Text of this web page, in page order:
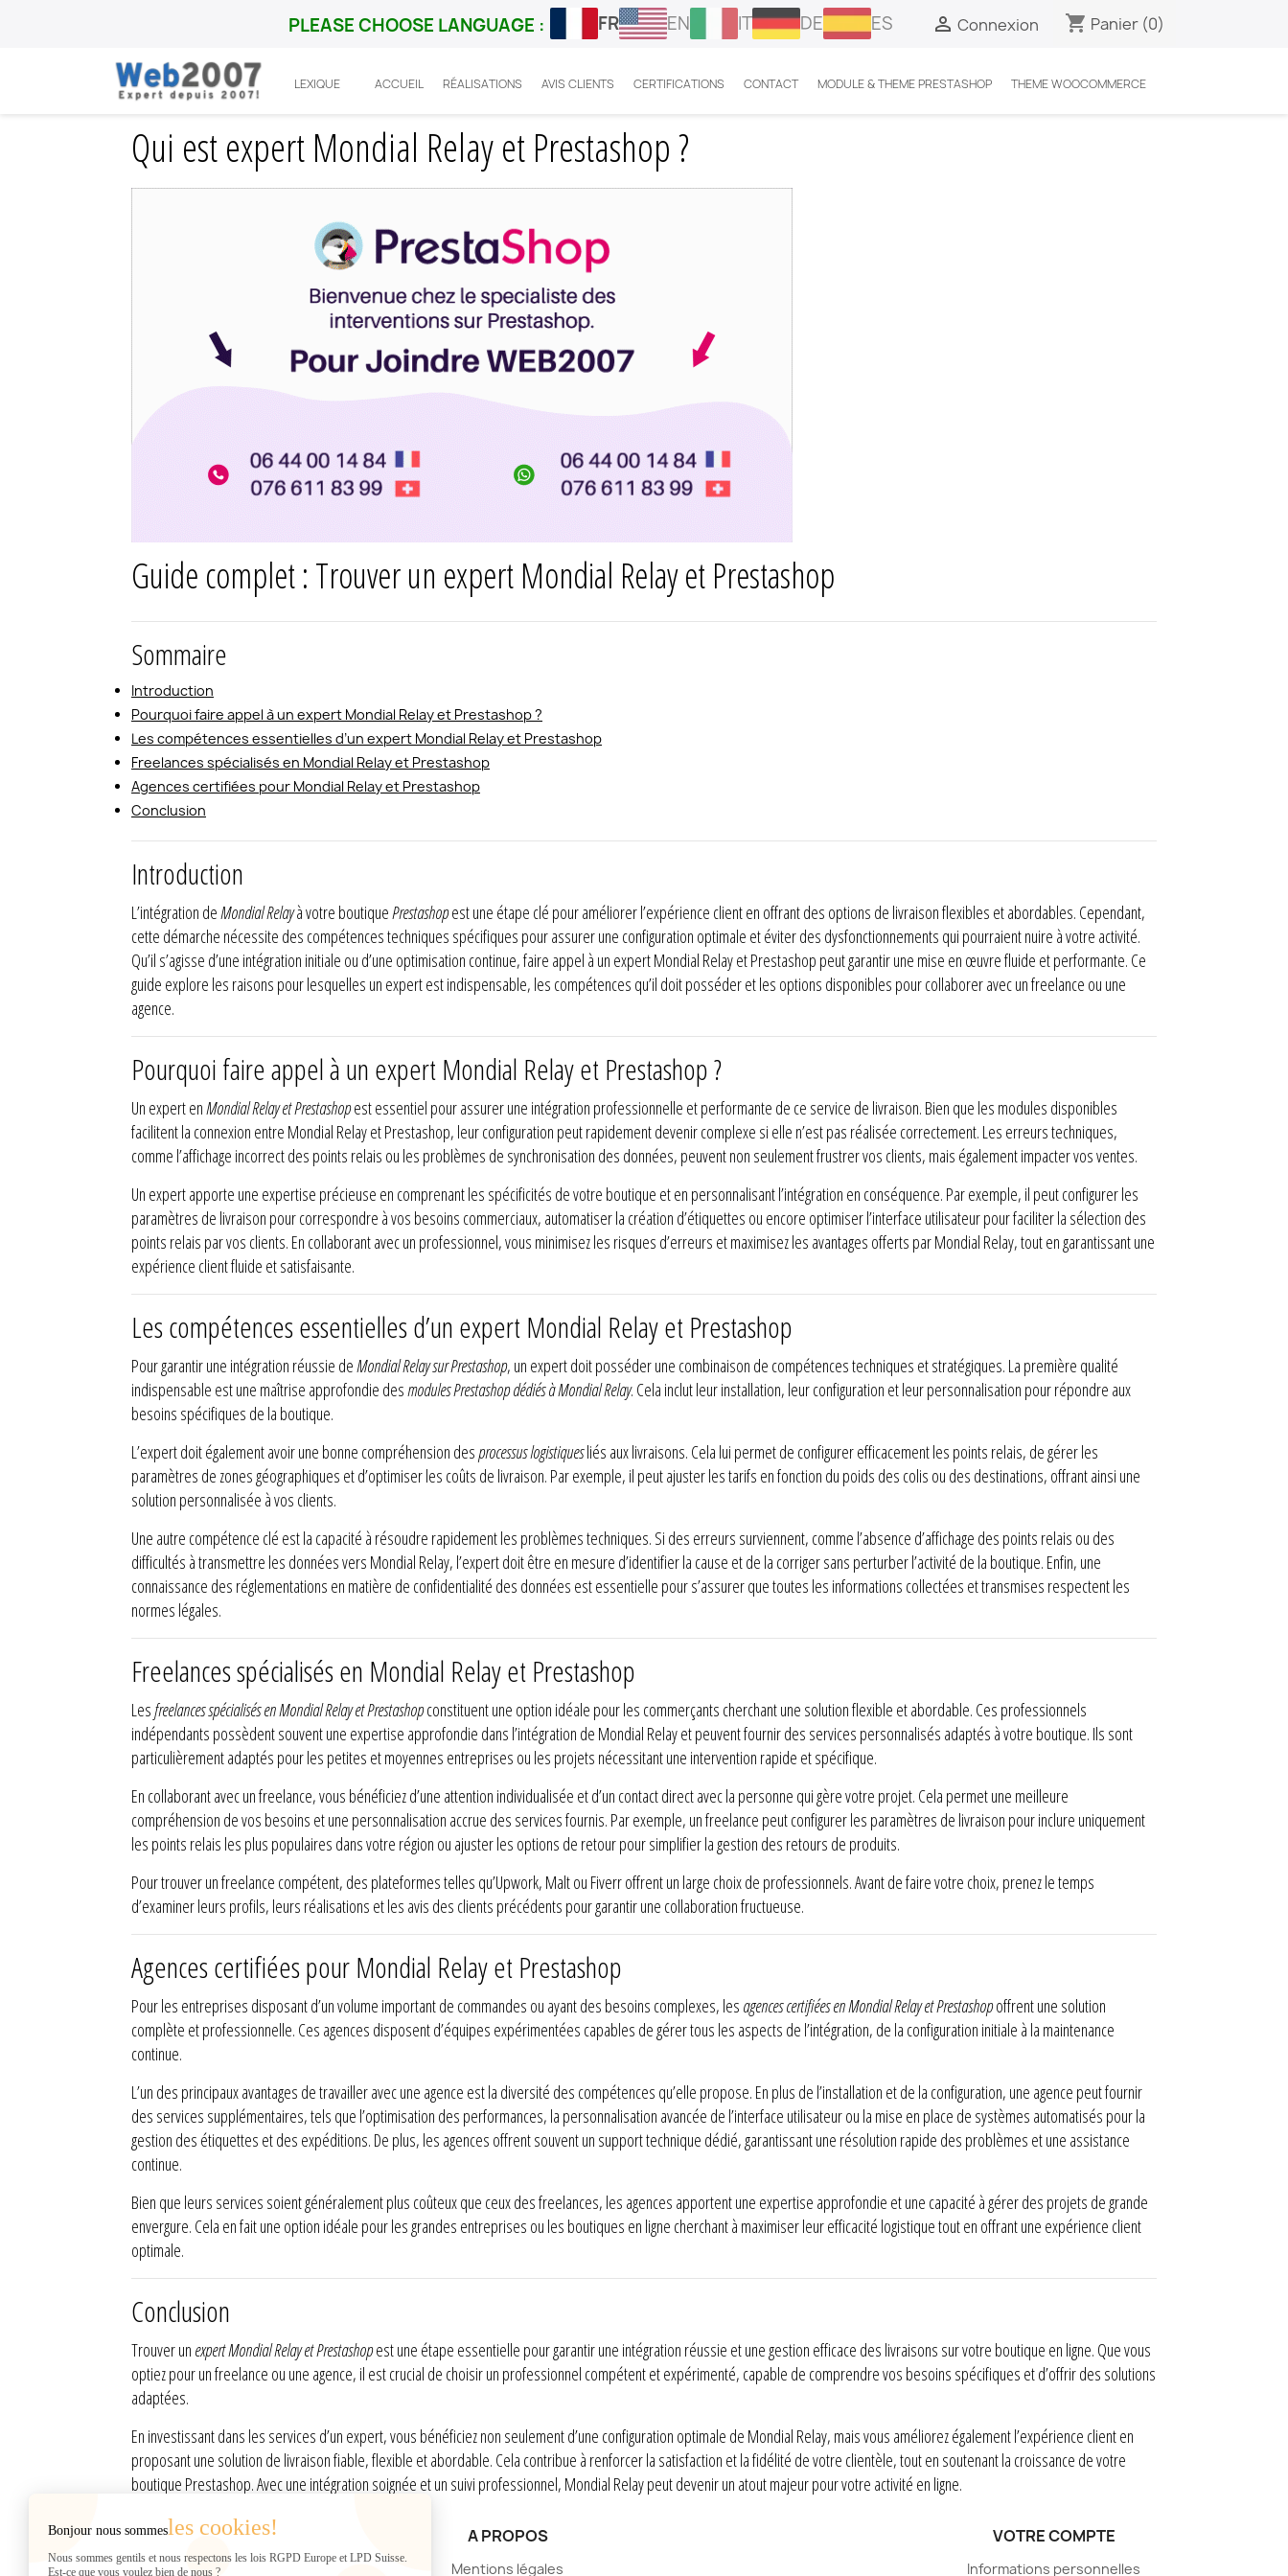
PLEASE CHOOSE LANGUAGE : FR EN IT DE ES  Connexion shopping_cart Panier (0)
LEXIQUE ACCUEIL RÉALISATIONS AVIS CLIENTS CERTIFICATIONS CONTACT MODULE & THEME PRESTASHOP THEME WOOCOMMERCE
Accueil Prestashop
Qui est expert Mondial Relay et Prestashop ?
Guide complet : Trouver un expert Mondial Relay et Prestashop
Sommaire
Introduction
Pourquoi faire appel à un expert Mondial Relay et Prestashop ?
Les compétences essentielles d’un expert Mondial Relay et Prestashop
Freelances spécialisés en Mondial Relay et Prestashop
Agences certifiées pour Mondial Relay et Prestashop
Conclusion
Introduction
L’intégration deMondial Relayà votre boutiquePrestashopest une étape clé pour améliorer l’expérience client en offrant des options de livraison flexibles et abordables. Cependant,
cette démarche nécessite des compétences techniques spécifiques pour assurer une configuration optimale et éviter des dysfonctionnements qui pourraient nuire à votre activité.
Qu’il s’agisse d’une intégration initiale ou d’une optimisation continue, faire appel à un expert Mondial Relay et Prestashop peut garantir une mise en œuvre fluide et performante. Ce
guide explore les raisons pour lesquelles un expert est indispensable, les compétences qu’il doit posséder et les options disponibles pour collaborer avec un freelance ou une
agence.
Pourquoi faire appel à un expert Mondial Relay et Prestashop ?
Un expert enMondial Relay et Prestashopest essentiel pour assurer une intégration professionnelle et performante de ce service de livraison. Bien que les modules disponibles
facilitent la connexion entre Mondial Relay et Prestashop, leur configuration peut rapidement devenir complexe si elle n’est pas réalisée correctement. Les erreurs techniques,
comme l’affichage incorrect des points relais ou les problèmes de synchronisation des données, peuvent non seulement frustrer vos clients, mais également impacter vos ventes.
Un expert apporte une expertise précieuse en comprenant les spécificités de votre boutique et en personnalisant l’intégration en conséquence. Par exemple, il peut configurer les
paramètres de livraison pour correspondre à vos besoins commerciaux, automatiser la création d’étiquettes ou encore optimiser l’interface utilisateur pour faciliter la sélection des
points relais par vos clients. En collaborant avec un professionnel, vous minimisez les risques d’erreurs et maximisez les avantages offerts par Mondial Relay, tout en garantissant une
expérience client fluide et satisfaisante.
Les compétences essentielles d’un expert Mondial Relay et Prestashop
Pour garantir une intégration réussie deMondial Relay sur Prestashop, un expert doit posséder une combinaison de compétences techniques et stratégiques. La première qualité
indispensable est une maîtrise approfondie desmodules Prestashop dédiés à Mondial Relay. Cela inclut leur installation, leur configuration et leur personnalisation pour répondre aux
besoins spécifiques de la boutique.
L’expert doit également avoir une bonne compréhension desprocessus logistiquesliés aux livraisons. Cela lui permet de configurer efficacement les points relais, de gérer les
paramètres de zones géographiques et d’optimiser les coûts de livraison. Par exemple, il peut ajuster les tarifs en fonction du poids des colis ou des destinations, offrant ainsi une
solution personnalisée à vos clients.
Une autre compétence clé est la capacité à résoudre rapidement les problèmes techniques. Si des erreurs surviennent, comme l’absence d’affichage des points relais ou des
difficultés à transmettre les données vers Mondial Relay, l’expert doit être en mesure d’identifier la cause et de la corriger sans perturber l’activité de la boutique. Enfin, une
connaissance des réglementations en matière de confidentialité des données est essentielle pour s’assurer que toutes les informations collectées et transmises respectent les
normes légales.
Freelances spécialisés en Mondial Relay et Prestashop
Lesfreelances spécialisés en Mondial Relay et Prestashopconstituent une option idéale pour les commerçants cherchant une solution flexible et abordable. Ces professionnels
indépendants possèdent souvent une expertise approfondie dans l’intégration de Mondial Relay et peuvent fournir des services personnalisés adaptés à votre boutique. Ils sont
particulièrement adaptés pour les petites et moyennes entreprises ou les projets nécessitant une intervention rapide et spécifique.
En collaborant avec un freelance, vous bénéficiez d’une attention individualisée et d’un contact direct avec la personne qui gère votre projet. Cela permet une meilleure
compréhension de vos besoins et une personnalisation accrue des services fournis. Par exemple, un freelance peut configurer les paramètres de livraison pour inclure uniquement
les points relais les plus populaires dans votre région ou ajuster les options de retour pour simplifier la gestion des retours de produits.
Pour trouver un freelance compétent, des plateformes telles qu’Upwork, Malt ou Fiverr offrent un large choix de professionnels. Avant de faire votre choix, prenez le temps
d’examiner leurs profils, leurs réalisations et les avis des clients précédents pour garantir une collaboration fructueuse.
Agences certifiées pour Mondial Relay et Prestashop
Pour les entreprises disposant d’un volume important de commandes ou ayant des besoins complexes, les agences certifiées en Mondial Relay et Prestashopoffrent une solution
complète et professionnelle. Ces agences disposent d’équipes expérimentées capables de gérer tous les aspects de l’intégration, de la configuration initiale à la maintenance
continue.
L’un des principaux avantages de travailler avec une agence est la diversité des compétences qu’elle propose. En plus de l’installation et de la configuration, une agence peut fournir
des services supplémentaires, tels que l’optimisation des performances, la personnalisation avancée de l’interface utilisateur ou la mise en place de systèmes automatisés pour la
gestion des étiquettes et des expéditions. De plus, les agences offrent souvent un support technique dédié, garantissant une résolution rapide des problèmes et une assistance
continue.
Bien que leurs services soient généralement plus coûteux que ceux des freelances, les agences apportent une expertise approfondie et une capacité à gérer des projets de grande
envergure. Cela en fait une option idéale pour les grandes entreprises ou les boutiques en ligne cherchant à maximiser leur efficacité logistique tout en offrant une expérience client
optimale.
Conclusion
Trouver un expert Mondial Relay et Prestashopest une étape essentielle pour garantir une intégration réussie et une gestion efficace des livraisons sur votre boutique en ligne. Que vous
optiez pour un freelance ou une agence, il est crucial de choisir un professionnel compétent et expérimenté, capable de comprendre vos besoins spécifiques et d’offrir des solutions
adaptées.
En investissant dans les services d’un expert, vous bénéficiez non seulement d’une configuration optimale de Mondial Relay, mais vous améliorez également l’expérience client en
proposant une solution de livraison fiable, flexible et abordable. Cela contribue à renforcer la satisfaction et la fidélité de votre clientèle, tout en soutenant la croissance de votre
boutique Prestashop. Avec une intégration soignée et un suivi professionnel, Mondial Relay peut devenir un atout majeur pour votre activité en ligne.
INFORMATIONS
Web2007
A PROPOS
Mentions légales
VOTRE COMPTE
Informations personnelles
Bonjour nous sommesles cookies!
Nous sommes gentils et nous respectons les lois RGPD Europe et LPD Suisse.
Est-ce que vous voulez bien de nous ?